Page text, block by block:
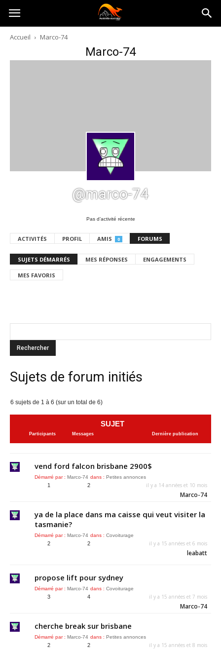
Australia-
australie.com
Accueil Marco-74
Marco-74
@marco-74
Pas d’activité récente
ACTIVITÉS PROFIL AMIS 0 FORUMS
SUJETS DÉMARRÉS MES RÉPONSES ENGAGEMENTS
MES FAVORIS
Sujets de forum initiés
6 sujets de 1 à 6 (sur un total de 6)
SUJET
Participants Messages Dernière publication
vend ford falcon brisbane 2900$
Démarré par : Marco-74 dans : Petites annonces
1 2 il y a 14 années et 10 mois
Marco-74
ya de la place dans ma caisse qui veut visiter la
tasmanie?
Démarré par : Marco-74 dans : Covoiturage
2 2 il y a 15 années et 6 mois
leabatt
propose lift pour sydney
Démarré par : Marco-74 dans : Covoiturage
3 4 il y a 15 années et 7 mois
Marco-74
cherche break sur brisbane
Démarré par : Marco-74 dans : Petites annonces
2 2 il y a 15 années et 8 mois